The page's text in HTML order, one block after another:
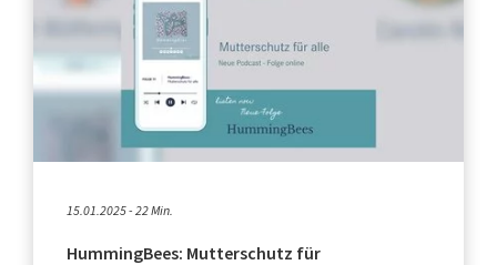
15.01.2025 - 22 Min.
HummingBees: Mutterschutz für